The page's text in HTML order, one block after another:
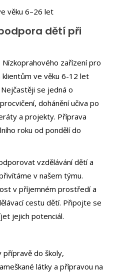
věku 6–26 let
dětí při
zařízení pro
ve věku 6-12 let
se jedná o
dohánění učiva po
a projekty. Příprava
roku od pondělí do
vzdělávání dětí a
v našem týmu.
v příjemném prostředí a
cestu dětí. Připojte se
jejich potenciál.
do školy,
látky a přípravou na